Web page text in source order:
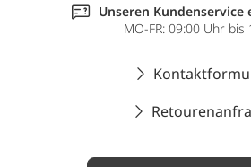
Unseren Kundenservice
MO-FR: 09:00 Uhr bis